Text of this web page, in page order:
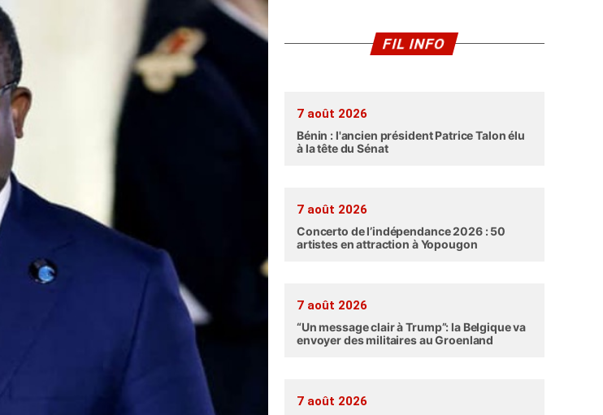
FIL INFO
7 août 2026
Bénin : l'ancien président Patrice Talon élu
à la tête du Sénat
7 août 2026
Concerto de l’indépendance 2026 : 50
artistes en attraction à Yopougon
7 août 2026
“Un message clair à Trump”: la Belgique va
envoyer des militaires au Groenland
7 août 2026